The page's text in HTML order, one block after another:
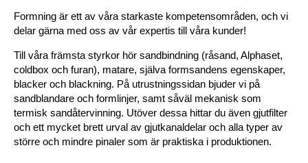
Formning är ett av våra starkaste kompetensområden, och vi
delar gärna med oss av vår expertis till våra kunder!
Till våra främsta styrkor hör sandbindning (råsand, Alphaset,
coldbox och furan), matare, själva formsandens egenskaper,
blacker och blackning. På utrustningssidan bjuder vi på
sandblandare och formlinjer, samt såväl mekanisk som
termisk sandåtervinning. Utöver dessa hittar du även gjutfilter
och ett mycket brett urval av gjutkanaldelar och alla typer av
större och mindre pinaler som är praktiska i produktionen.